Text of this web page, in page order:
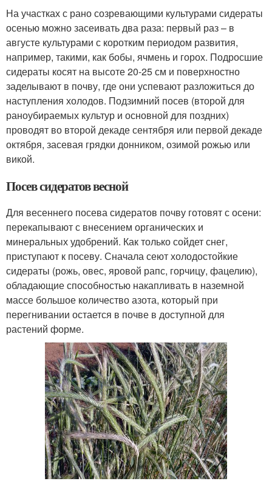
На участках с рано созревающими культурами сидераты
осенью можно засеивать два раза: первый раз – в
августе культурами с коротким периодом развития,
например, такими, как бобы, ячмень и горох. Подросшие
сидераты косят на высоте 20-25 см и поверхностно
заделывают в почву, где они успевают разложиться до
наступления холодов. Подзимний посев (второй для
раноубираемых культур и основной для поздних)
проводят во второй декаде сентября или первой декаде
октября, засевая грядки донником, озимой рожью или
викой.
Посев сидератов весной
Для весеннего посева сидератов почву готовят с осени:
перекапывают с внесением органических и
минеральных удобрений. Как только сойдет снег,
приступают к посеву. Сначала сеют холодостойкие
сидераты (рожь, овес, яровой рапс, горчицу, фацелию),
обладающие способностью накапливать в наземной
массе большое количество азота, который при
перегнивании остается в почве в доступной для
растений форме.